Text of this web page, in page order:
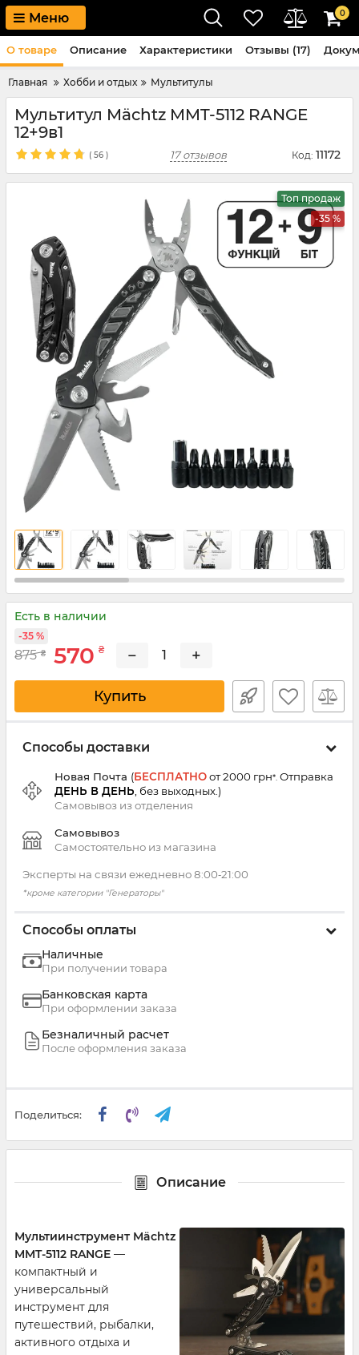
Меню 0
Главная Хобби и отдых Мультитулы
Мультитул Mächtz MMT-5112 RANGE
12+9в1
( 56 ) 17 отзывов Код: 11172
Топ продаж
-35 %
Есть в наличии
875 ₴ 570 ₴
-35 %
− +
Купить
Способы доставки
Новая Почта (БЕСПЛАТНОот 2000 грн*. Отправка
ДЕНЬ В ДЕНЬ , без выходных.)
Самовывоз изотделения
Самовывоз
Самостоятельно из магазина
Эксперты на связи ежедневно 8:00‑21:00
*кроме категории "Генераторы"
Способы оплаты
Наличные
При получении товара
Банковская карта
При оформлении заказа
Безналичный расчет
После оформления заказа
Поделиться:
О товаре Описание Характеристики Отзывы (17)
Описание
Мультиинструмент Mächtz
MMT-5112 RANGE —
компактный и
универсальный
инструмент для
путешествий, рыбалки,
активного отдыха и